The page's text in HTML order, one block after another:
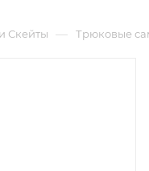
Скейты — Трюковые